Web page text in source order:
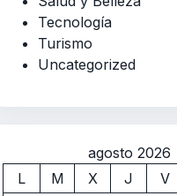
Tecnología
Turismo
Uncategorized
agosto 2026
L
M X J V